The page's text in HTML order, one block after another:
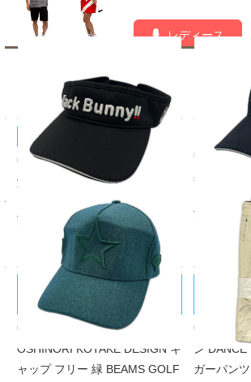
レディース
メ
JACK BUNNY!!/ジャックバニー
中古 ジャックバニー Jack Bunn
y!! サンバイザー フリー ブラッ
ク ロゴ刺しゅう カジュアル
¥2,200 税込
中古 キャ
黒 ブラッ
ゴ刺しゅ
¥1,980
YOSHINORI KOTAKE DESIGN/ヨ
シノリコタケデザイン
中古 ヨシノリコタケデザイン Y
OSHINORI KOTAKE DESIGN キ
ャップ フリー 緑 BEAMS GOLF
DANCE
ィズドラゴ
中古 メン
ン
ガーパン